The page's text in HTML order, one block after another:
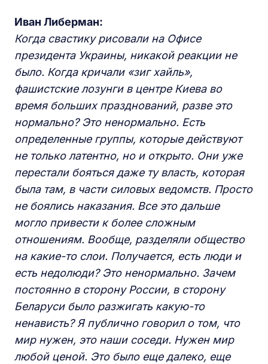
Иван Либерман:
Когда свастику рисовали на Офисе
президента Украины, никакой реакции не
было. Когда кричали «зиг хайль»,
фашистские лозунги в центре Киева во
время больших празднований, разве это
нормально? Это ненормально. Есть
определенные группы, которые действуют
не только латентно, но и открыто. Они уже
перестали бояться даже ту власть, которая
была там, в части силовых ведомств. Просто
не боялись наказания. Все это дальше
могло привести к более сложным
отношениям. Вообще, разделяли общество
на какие-то слои. Получается, есть люди и
есть недолюди? Это ненормально. Зачем
постоянно в сторону России, в сторону
Беларуси было разжигать какую-то
ненависть? Я публично говорил о том, что
мир нужен, это наши соседи. Нужен мир
любой ценой. Это было еще далеко, еще